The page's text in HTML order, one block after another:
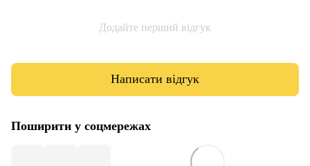
Додайте перший відгук
Написати відгук
Поширити у соцмережах